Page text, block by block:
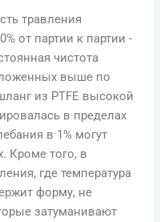
травления
от партии к партии -
чистота
выше по
из PTFE высокой
в пределах
в 1% могут
Кроме того, в
где температура
форму, не
затуманивают